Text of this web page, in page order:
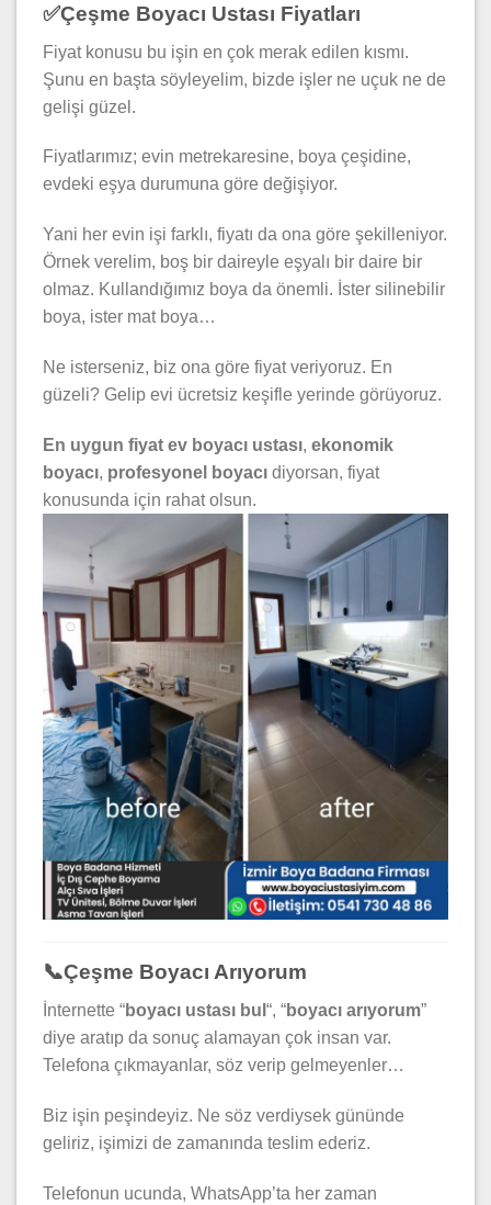
✅Çeşme Boyacı Ustası Fiyatları
Fiyat konusu bu işin en çok merak edilen kısmı.
Şunu en başta söyleyelim, bizde işler ne uçuk ne de
gelişi güzel.
Fiyatlarımız; evin metrekaresine, boya çeşidine,
evdeki eşya durumuna göre değişiyor.
Yani her evin işi farklı, fiyatı da ona göre şekilleniyor.
Örnek verelim, boş bir daireyle eşyalı bir daire bir
olmaz. Kullandığımız boya da önemli. İster silinebilir
boya, ister mat boya…
Ne isterseniz, biz ona göre fiyat veriyoruz. En
güzeli? Gelip evi ücretsiz keşifle yerinde görüyoruz.
En uygun fiyat ev boyacı ustası, ekonomik
boyacı, profesyonel boyacı diyorsan, fiyat
konusunda için rahat olsun.
📞Çeşme Boyacı Arıyorum
İnternette “boyacı ustası bul “, “boyacı arıyorum”
diye aratıp da sonuç alamayan çok insan var.
Telefona çıkmayanlar, söz verip gelmeyenler…
Biz işin peşindeyiz. Ne söz verdiysek gününde
geliriz, işimizi de zamanında teslim ederiz.
Telefonun ucunda, WhatsApp’ta her zaman